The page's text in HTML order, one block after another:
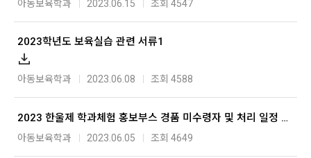
아동보육학과 2023.06.15 조회 4547
2023학년도 보육실습 관련 서류1
아동보육학과 2023.06.08 조회 4588
2023 한울제 학과체험 홍보부스 경품 미수령자 및 처리 일정 안내
아동보육학과 2023.06.05 조회 4649